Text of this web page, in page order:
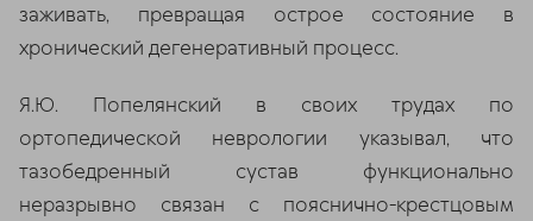
заживать, превращая острое состояние в
хронический дегенеративный процесс.
Я.Ю. Попелянский в своих трудах по
ортопедической неврологии указывал, что
тазобедренный сустав функционально
неразрывно связан с пояснично-крестцовым